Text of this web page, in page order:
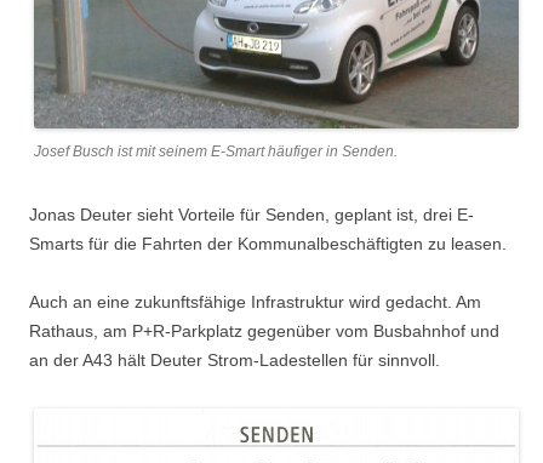
Josef Busch ist mit seinem E-Smart häufiger in Senden.
Jonas Deuter sieht Vorteile für Senden, geplant ist, drei E-
Smarts für die Fahrten der Kommunalbeschäftigten zu leasen.
Auch an eine zukunftsfähige Infrastruktur wird gedacht. Am
Rathaus, am P+R-Parkplatz gegenüber vom Busbahnhof und
an der A43 hält Deuter Strom-Ladestellen für sinnvoll.